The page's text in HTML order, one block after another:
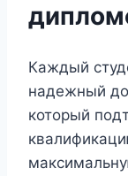
Каждый
надежный
который